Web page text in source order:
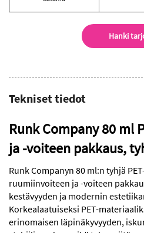
Hanki
Tekniset tiedot
Runk Company 80 ml
ja -voiteen pakkaus,
Runk Companyn 80 ml:n tyhjä
ruumiinvoiteen ja -voiteen
kestävyyden ja modernin
Korkealaatuiseksi PET-
erinomaisen läpinäkyvyyden,